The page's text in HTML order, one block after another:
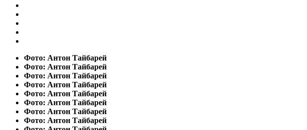
Фото: Антон Тайбарей
Фото: Антон Тайбарей
Фото: Антон Тайбарей
Фото: Антон Тайбарей
Фото: Антон Тайбарей
Фото: Антон Тайбарей
Фото: Антон Тайбарей
Фото: Антон Тайбарей